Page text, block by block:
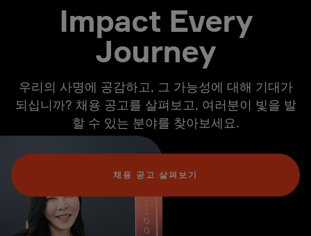
Impact Every
Journey
우리의 사명에 공감하고, 그 가능성에 대해 기대가
되십니까? 채용 공고를 살펴보고, 여러분이 빛을 발
할 수 있는 분야를 찾아보세요.
채용 공고 살펴보기